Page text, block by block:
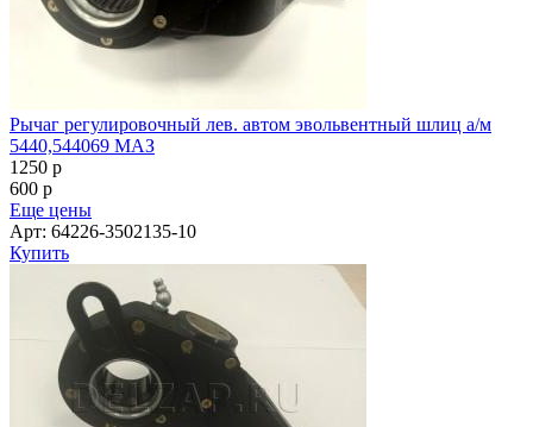
Рычаг регулировочный лев. автом эвольвентный шлиц а/м
5440,544069 МАЗ
1250 p
600 p
Еще цены
Арт: 64226-3502135-10
Купить